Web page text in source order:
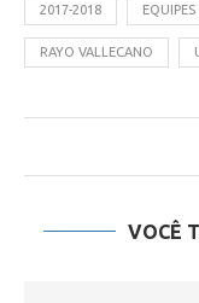
2017-2018
RAYO VALLECANO
VOCÊ